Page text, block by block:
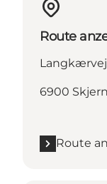
Route
Langkærvej
6900 Skjern
Route